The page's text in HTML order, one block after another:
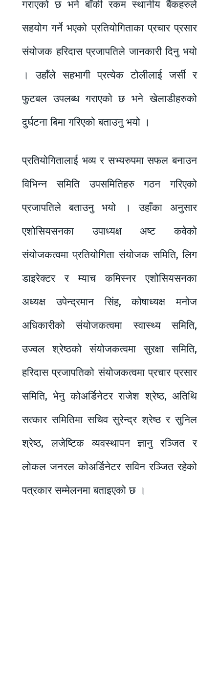
गराएको छ भने बाँकी रकम स्थानीय बैंकहरुले
सहयोग गर्ने भएको प्रतियोगिताका प्रचार प्रसार
संयोजक हरिदास प्रजापतिले जानकारी दिनु भयो
। उहाँले सहभागी प्रत्येक टोलीलाई जर्सी र
फुटबल उपलब्ध गराएको छ भने खेलाडीहरुको
दुर्घटना बिमा गरिएको बताउनु भयो ।
प्रतियोगितालाई भव्य र सभ्यरुपमा सफल बनाउन
विभिन्न समिति उपसमितिहरु गठन गरिएको
प्रजापतिले बताउनु भयो । उहाँका अनुसार
एशोसियसनका उपाध्यक्ष अष्ट कवेको
संयोजकत्वमा प्रतियोगिता संयोजक समिति, लिग
डाइरेक्टर र म्याच कमिस्नर एशोसियसनका
अध्यक्ष उपेन्द्रमान सिंह, कोषाध्यक्ष मनोज
अधिकारीको संयोजकत्वमा स्वास्थ्य समिति,
उज्वल श्रेष्ठको संयोजकत्वमा सुरक्षा समिति,
हरिदास प्रजापतिको संयोजकत्वमा प्रचार प्रसार
समिति, भेनु कोअर्डिनेटर राजेश श्रेष्ठ, अतिथि
सत्कार समितिमा सचिव सुरेन्द्र श्रेष्ठ र सुनिल
श्रेष्ठ, लजेष्टिक व्यवस्थापन ज्ञानु रञ्जित र
लोकल जनरल कोअर्डिनेटर सविन रञ्जित रहेको
पत्रकार सम्मेलनमा बताइएको छ ।